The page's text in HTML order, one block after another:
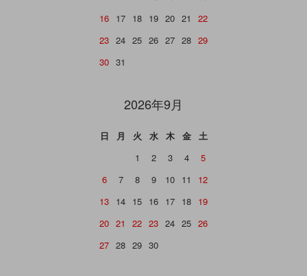
16 17 18 19 20 21
22
23 24 25 26 27 28 29
30 31
2026年9月
日 月 火 水 木 金
土
1
2 3 4
5
6
7 8 9 10 11
12
13 14 15 16 17 18 19
20 21 22 23 24 25 26
27 28 29 30